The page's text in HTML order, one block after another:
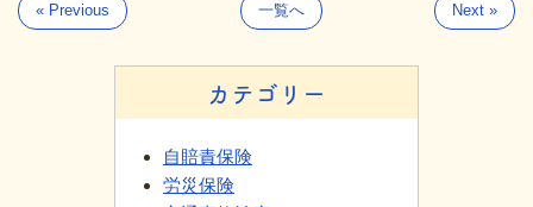
« Previous 一覧へ Next »
カテゴリー
自賠責保険
労災保険